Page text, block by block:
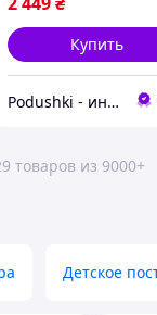
Купить
Podushki - интернет-магазин Подушки
товаров из 9000+
Детское